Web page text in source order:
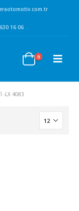
16 06
0
-LX 4083